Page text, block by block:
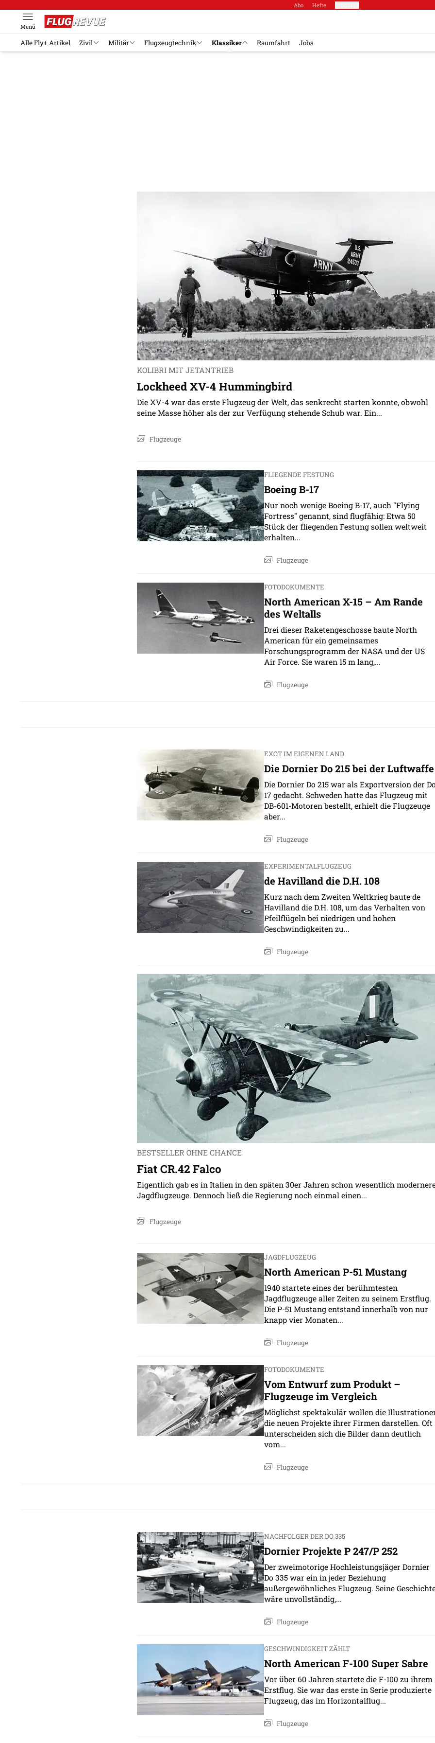
Abo Hefte
Menü
Alle Fly+ Artikel Zivil Militär Flugzeugtechnik Klassiker Raumfahrt Jobs
KOLIBRI MIT JETANTRIEB
Lockheed XV-4 Hummingbird
Die XV-4 war das erste Flugzeug der Welt, das senkrecht starten konnte, obwohl
seine Masse höher als der zur Verfügung stehende Schub war. Ein...
Flugzeuge
FLIEGENDE FESTUNG
Boeing B-17
Nur noch wenige Boeing B-17, auch "Flying
Fortress" genannt, sind flugfähig: Etwa 50
Stück der fliegenden Festung sollen weltweit
erhalten...
Flugzeuge
FOTODOKUMENTE
North American X-15 – Am Rande
des Weltalls
Drei dieser Raketengeschosse baute North
American für ein gemeinsames
Forschungsprogramm der NASA und der US
Air Force. Sie waren 15 m lang,...
Flugzeuge
EXOT IM EIGENEN LAND
Die Dornier Do 215 bei der Luftwaffe
Die Dornier Do 215 war als Exportversion der
17 gedacht. Schweden hatte das Flugzeug mit
DB-601-Motoren bestellt, erhielt die Flugzeuge
aber...
Flugzeuge
EXPERIMENTALFLUGZEUG
de Havilland die D.H. 108
Kurz nach dem Zweiten Weltkrieg baute de
Havilland die D.H. 108, um das Verhalten von
Pfeilflügeln bei niedrigen und hohen
Geschwindigkeiten zu...
Flugzeuge
BESTSELLER OHNE CHANCE
Fiat CR.42 Falco
Eigentlich gab es in Italien in den späten 30er Jahren schon wesentlich
Jagdflugzeuge. Dennoch ließ die Regierung noch einmal einen...
Flugzeuge
JAGDFLUGZEUG
North American P-51 Mustang
1940 startete eines der berühmtesten
Jagdflugzeuge aller Zeiten zu seinem Erstflug.
Die P-51 Mustang entstand innerhalb von nur
knapp vier Monaten...
Flugzeuge
FOTODOKUMENTE
Vom Entwurf zum Produkt –
Flugzeuge im Vergleich
Möglichst spektakulär wollen die
die neuen Projekte ihrer Firmen darstellen. Oft
unterscheiden sich die Bilder dann deutlich
vom...
Flugzeuge
NACHFOLGER DER DO 335
Dornier Projekte P 247/P 252
Der zweimotorige Hochleistungsjäger Dornier
Do 335 war ein in jeder Beziehung
außergewöhnliches Flugzeug. Seine
wäre unvollständig,...
Flugzeuge
GESCHWINDIGKEIT ZÄHLT
North American F-100 Super Sabre
Vor über 60 Jahren startete die F-100 zu ihrem
Erstflug. Sie war das erste in Serie produzierte
Flugzeug, das im Horizontalflug...
Flugzeuge